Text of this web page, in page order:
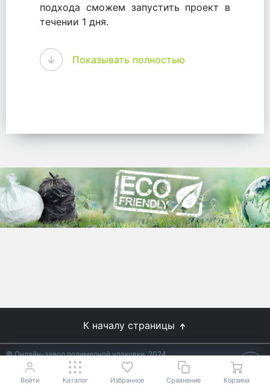
подхода сможем запустить проект в
течении 1 дня.
WhitePack - перерабатываем пластик.
Мы принимали самое активное
участие в становлении этого рынка в
упаковке, и сегодня мы перешли в
Используйте готовые решения от
лидеров отрасли.
WhitePack
8 (495) 204-18-49
Показывать полностью
К началу страницы
© Онлайн-завод полимерной упаковки, 2024
Не является публичной офертой.Условия уточняйте у
менеджеров.
Войти Каталог Избранное Сравнение Корзина